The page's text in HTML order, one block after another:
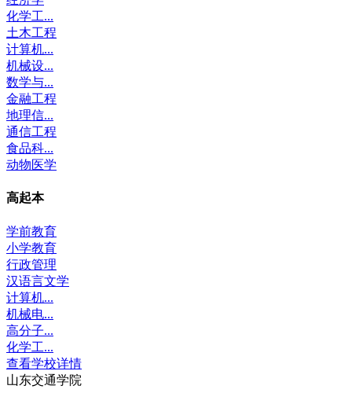
化学工...
土木工程
计算机...
机械设...
数学与...
金融工程
地理信...
通信工程
食品科...
动物医学
高起本
学前教育
小学教育
行政管理
汉语言文学
计算机...
机械电...
高分子...
化学工...
查看学校详情
山东交通学院